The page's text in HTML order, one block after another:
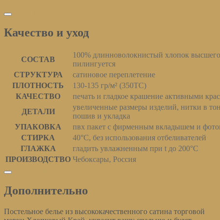
Качество и уход
СОСТАВ
100% длинноволокнистый хлопок высшего
пилингуется
СТРУКТУРА
сатиновое переплетение
ПЛОТНОСТЬ
130-135 гр/м² (350ТС)
КАЧЕСТВО
печать и гладкое крашение активными
ДЕТАЛИ
увеличенные размеры изделий, нитки в
пошив и укладка
УПАКОВКА
пвх пакет с фирменным вкладышем и
СТИРКА
40°С, без использования отбеливателей
ГЛАЖКА
гладить увлажненным при t до 200°С
ПРОИЗВОДСТВО Чебоксары, Россия
Дополнительно
Постельное белье из высококачественного сатина торговой